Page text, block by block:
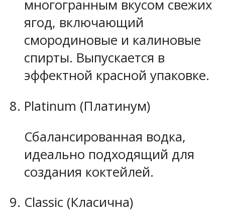
многогранным вкусом свежих
ягод, включающий
смородиновые и калиновые
спирты. Выпускается в
эффектной красной упаковке.
Platinum (Платинум)
Сбалансированная водка,
идеально подходящий для
создания коктейлей.
Classic (Класична)